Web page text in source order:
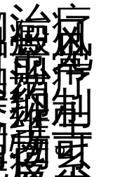
疗
风
见
常
疗
制
生
。
可
系